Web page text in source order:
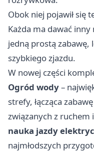
Obok niej pojawił się
Każda ma dawać
jedną prostą zabawę,
szybkiego zjazdu.
W nowej części
Ogród wody–
strefy, łącząca
związanych z ruchem
nauka jazdy
najmłodszych